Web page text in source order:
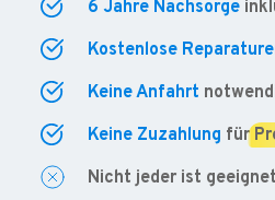
6 Jahre Nachsorge
Kostenlose
Keine Anfahrt
Keine Zuzahlung für
Nicht jeder ist